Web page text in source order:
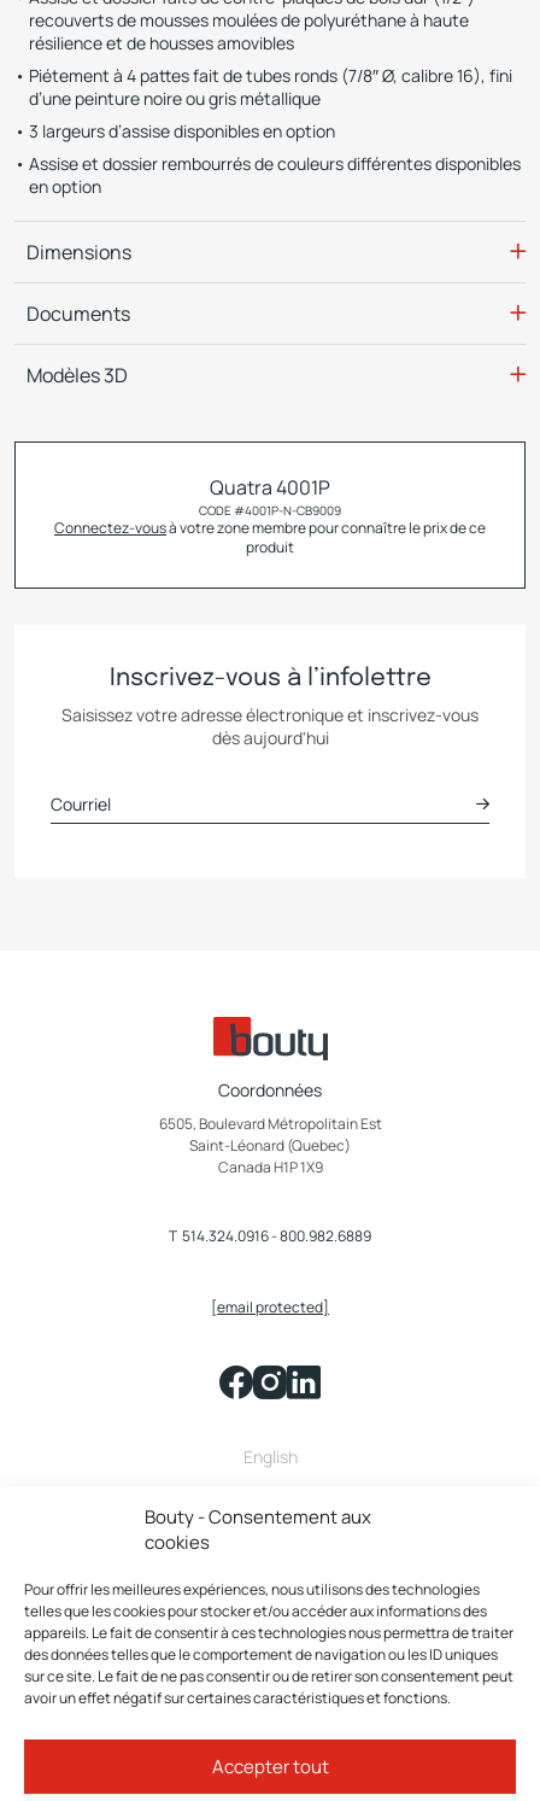
Bouty - Consentement aux
cookies
Pour offrir les meilleures expériences, nous utilisons des technologies
telles que les cookies pour stocker et/ou accéder aux informations des
appareils. Le fait de consentir à ces technologies nous permettra de traiter
des données telles que le comportement de navigation ou les ID uniques
sur ce site. Le fait de ne pas consentir ou de retirer son consentement peut
avoir un effet négatif sur certaines caractéristiques et fonctions.
Accepter tout
recouverts de mousses moulées de polyuréthane à haute
résilience et de housses amovibles
Piétement à 4 pattes fait de tubes ronds (7/8″ Ø, calibre 16), fini
d’une peinture noire ou gris métallique
3 largeurs d’assise disponibles en option
Assise et dossier rembourrés de couleurs différentes disponibles
en option
Dimensions
Documents
Modèles 3D
Quatra 4001P
CODE #4001P-N-CB9009
Connectez-vousà votre zone membre pour connaître le prix de ce
produit
Inscrivez-vous à l’infolettre
Saisissez votre adresse électronique et inscrivez-vous
dès aujourd'hui
Coordonnées
6505, Boulevard Métropolitain Est
Saint-Léonard (Quebec)
Canada H1P 1X9
T 514.324.0916-800.982.6889
[email protected]
English
Bouty fait partie de la famille
Politique de confidentialité